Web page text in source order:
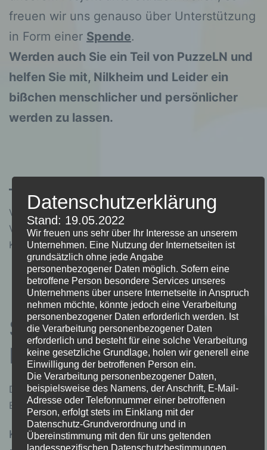
freuen wir uns genauso über Unterstützung
in Form einer Spende.
Werden auch Sie ein Teil von PuzzeLN und
helfen Sie mit, Nilkheim und Leider ein
bißchen menschlicher und persönlicher
werden zu lassen.
Veröffentlicht am 12. März 2023
VonSebastian Zehntner
Kategorisiert alsAllgemein
Schreibe einen
Kommentar
Deine E-Mail-Adresse wird nicht veröffentlicht.
Erforderliche Felder sind mit*markiert
Kommentar*
Datenschutzerklärung
Stand: 19.05.2022
Wir freuen uns sehr über Ihr Interesse an unserem
Unternehmen. Eine Nutzung der Internetseiten ist
grundsätzlich ohne jede Angabe
personenbezogener Daten möglich. Sofern eine
betroffene Person besondere Services unseres
Unternehmens über unsere Internetseite in Anspruch
nehmen möchte, könnte jedoch eine Verarbeitung
personenbezogener Daten erforderlich werden. Ist
die Verarbeitung personenbezogener Daten
erforderlich und besteht für eine solche Verarbeitung
keine gesetzliche Grundlage, holen wir generell eine
Einwilligung der betroffenen Person ein.
Die Verarbeitung personenbezogener Daten,
beispielsweise des Namens, der Anschrift, E-Mail-
Adresse oder Telefonnummer einer betroffenen
Person, erfolgt stets im Einklang mit der
Datenschutz-Grundverordnung und in
Übereinstimmung mit den für uns geltenden
landesspezifischen Datenschutzbestimmungen.